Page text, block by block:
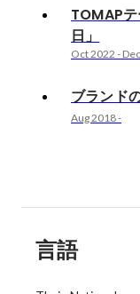
TOMAP
日」
Oct 2022 -
ブランド
Aug 2018-
言語